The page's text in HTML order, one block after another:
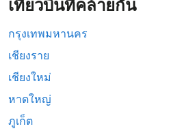
เที่ยวบินที่คล้ายกัน
กรุงเทพมหานคร
เชียงราย
เชียงใหม่
หาดใหญ่
ภูเก็ต